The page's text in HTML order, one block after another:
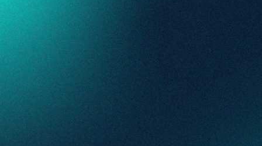
English
繁體字